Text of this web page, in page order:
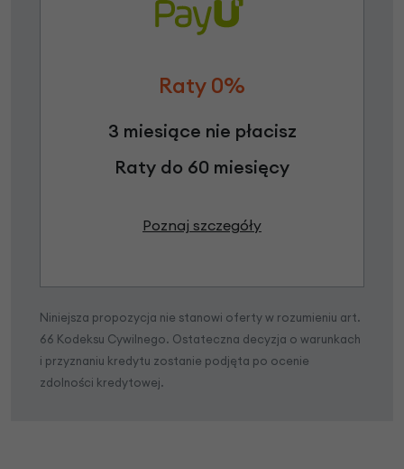
Raty 0%
3 miesiące nie płacisz
Raty do 60 miesięcy
Poznaj szczegóły
Niniejsza propozycja nie stanowi oferty w rozumieniu art.
66 Kodeksu Cywilnego. Ostateczna decyzja o warunkach
i przyznaniu kredytu zostanie podjęta po ocenie
zdolności kredytowej.